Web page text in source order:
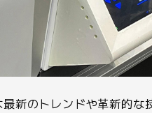
新のトレンドや革新的な